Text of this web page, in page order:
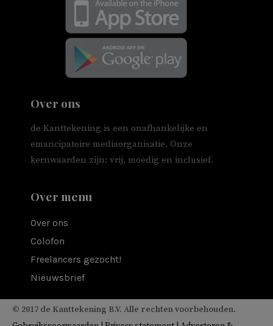
Over ons
de Kanttekening is een onafhankelijke en
emancipatoire mediaorganisatie. Onze
kernwaarden zijn: vrij, moedig en inclusief.
Over menu
Over ons
Colofon
Freelancers gezocht!
Nieuwsbrief
© 2017 de Kanttekening B.V. Alle rechten voorbehouden.